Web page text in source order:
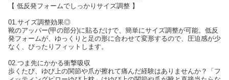
【 低反発フォームでしっかりサイズ調整 】
01.サイズ調整効果◎
靴のアッパー(甲の部分)に貼るだけで、簡単にサイズ調整が可能。低反
発フォームが、ゆっくりと足の形に合わせて変形するので、圧迫感が少
なく、ぴったりフィットします。
02.つま先にかかる衝撃吸収
歩くたび、ゆび上の関節や爪が擦れて痛んだ経験はありませんか？「フ